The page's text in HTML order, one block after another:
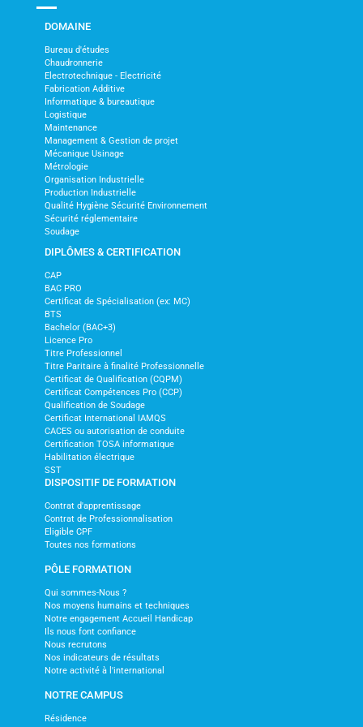
DOMAINE
Bureau d'études
Chaudronnerie
Electrotechnique - Electricité
Fabrication Additive
Informatique & bureautique
Logistique
Maintenance
Management & Gestion de projet
Mécanique Usinage
Métrologie
Organisation Industrielle
Production Industrielle
Qualité Hygiène Sécurité Environnement
Sécurité réglementaire
Soudage
DIPLÔMES & CERTIFICATION
CAP
BAC PRO
Certificat de Spécialisation (ex: MC)
BTS
Bachelor (BAC+3)
Licence Pro
Titre Professionnel
Titre Paritaire à finalité Professionnelle
Certificat de Qualification (CQPM)
Certificat Compétences Pro (CCP)
Qualification de Soudage
Certificat International IAMQS
CACES ou autorisation de conduite
Certification TOSA informatique
Habilitation électrique
SST
DISPOSITIF DE FORMATION
Contrat d'apprentissage
Contrat de Professionnalisation
Eligible CPF
Toutes nos formations
PÔLE FORMATION
Qui sommes-Nous ?
Nos moyens humains et techniques
Notre engagement Accueil Handicap
Ils nous font confiance
Nous recrutons
Nos indicateurs de résultats
Notre activité à l'international
NOTRE CAMPUS
Résidence